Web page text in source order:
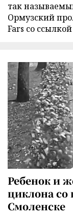
так
Ормузский
Fars со
Ребенок и
циклона
Смоленске